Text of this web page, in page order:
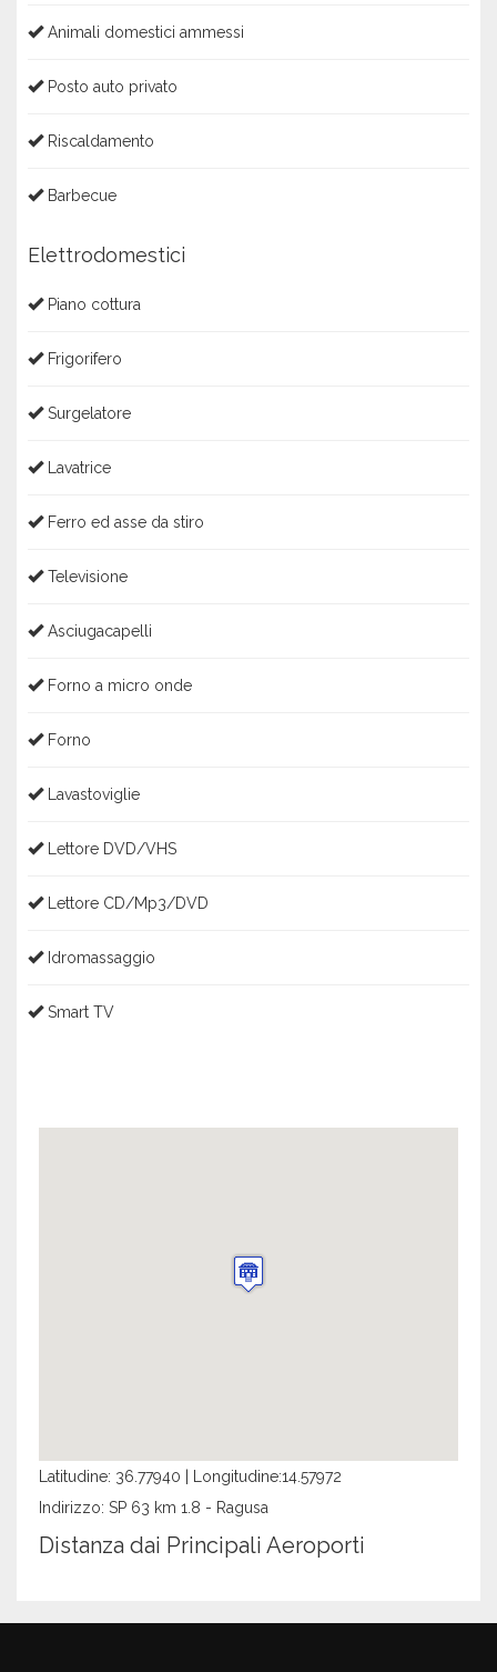
Animali domestici ammessi
Posto auto privato
Riscaldamento
Barbecue
Elettrodomestici
Piano cottura
Frigorifero
Surgelatore
Lavatrice
Ferro ed asse da stiro
Televisione
Asciugacapelli
Forno a micro onde
Forno
Lavastoviglie
Lettore DVD/VHS
Lettore CD/Mp3/DVD
Idromassaggio
Smart TV
Latitudine: 36.77940 | Longitudine:14.57972
Indirizzo: SP 63 km 1.8 - Ragusa
Distanza dai Principali Aeroporti